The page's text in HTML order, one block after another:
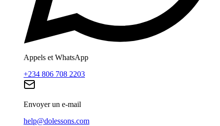
Appels et WhatsApp
+234 806 708 2203
Envoyer un e-mail
help@dolessons.com